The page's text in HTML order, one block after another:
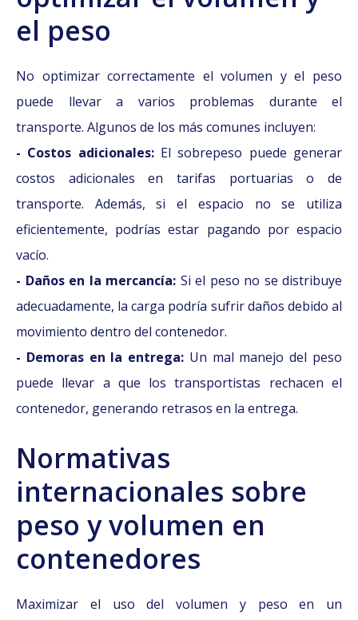
el peso
No optimizar correctamente el volumen y el peso
puede llevar a varios problemas durante el
transporte. Algunos de los más comunes incluyen:
- Costos adicionales:El sobrepeso puede generar
costos adicionales en tarifas portuarias o de
transporte. Además, si el espacio no se utiliza
eficientemente, podrías estar pagando por espacio
vacío.
- Daños en la mercancía: Si el peso no se distribuye
adecuadamente, la carga podría sufrir daños debido al
movimiento dentro del contenedor.
- Demoras en la entrega: Un mal manejo del peso
puede llevar a que los transportistas rechacen el
contenedor, generando retrasos en la entrega.
Normativas
internacionales sobre
peso y volumen en
contenedores
Maximizar el uso del volumen y peso en un